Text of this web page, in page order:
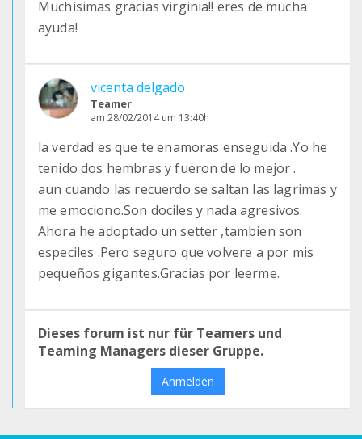
Muchisimas gracias virginia!! eres de mucha
ayuda!
vicenta delgado
Teamer
am 28/02/2014 um 13:40h
la verdad es que te enamoras enseguida .Yo he
tenido dos hembras y fueron de lo mejor .
aun cuando las recuerdo se saltan las lagrimas y
me emociono.Son dociles y nada agresivos.
Ahora he adoptado un setter ,tambien son
especiles .Pero seguro que volvere a por mis
pequeños gigantes.Gracias por leerme.
Dieses forum ist nur für Teamers und
Teaming Managers dieser Gruppe.
Anmelden